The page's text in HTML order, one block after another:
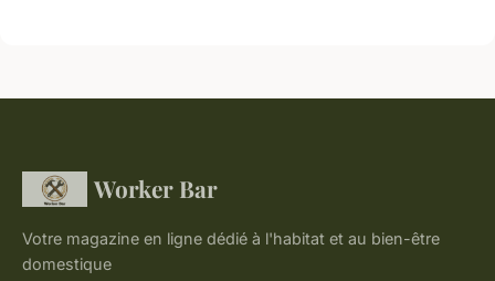
Worker Bar
Votre magazine en ligne dédié à l'habitat et au bien-être
domestique